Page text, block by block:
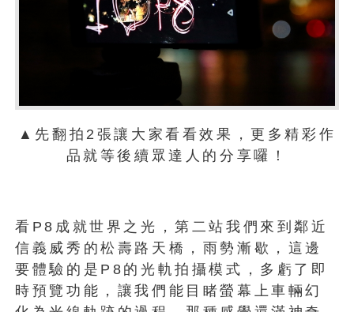
▲先翻拍2張讓大家看看效果，更多精彩作
品就等後續眾達人的分享囉！
看P8成就世界之光，第二站我們來到鄰近
信義威秀的松壽路天橋，雨勢漸歇，這邊
要體驗的是P8的光軌拍攝模式，多虧了即
時預覽功能，讓我們能目睹螢幕上車輛幻